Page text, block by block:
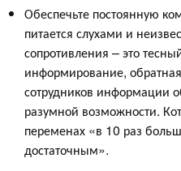
Обеспечьте постоянную
питается слухами и
сопротивления – это
информирование,
сотрудников информации
разумной возможности.
переменах «в 10 раз
достаточным».